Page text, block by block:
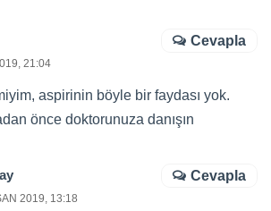
21:04
aspirinin böyle bir faydası yok.
önce doktorunuza danışın
Cevapla
2019, 13:18
Cevapla